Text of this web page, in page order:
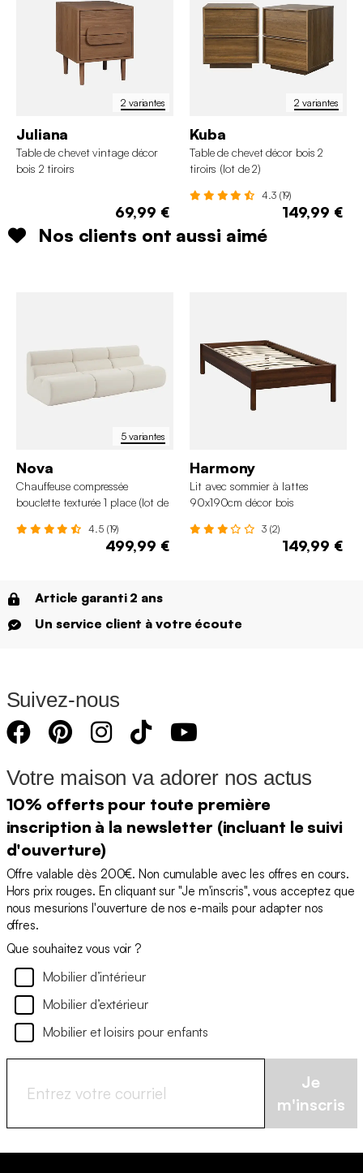
2 variantes
Juliana
Table de chevet vintage décor
bois 2 tiroirs
69,99 €
2 variantes
Kuba
Table de chevet décor bois 2
tiroirs (lot de 2)
4.3 (19)
149,99 €
Nos clients ont aussi aimé
5 variantes
Nova
Chauffeuse compressée
bouclette texturée 1 place (lot de
4.5 (19)
499,99 €
Harmony
Lit avec sommier à lattes
90x190cm décor bois
3 (2)
149,99 €
Article garanti 2 ans
Un service client à votre écoute
Suivez-nous
Votre maison va adorer nos actus
10% offerts pour toute première
inscription à la newsletter (incluant le suivi
d'ouverture)
Offre valable dès 200€. Non cumulable avec les offres en cours.
Hors prix rouges. En cliquant sur "Je m'inscris", vous acceptez que
nous mesurions l'ouverture de nos e-mails pour adapter nos
offres.
Que souhaitez vous voir ?
Mobilier d’intérieur
Mobilier d’extérieur
Mobilier et loisirs pour enfants
Je
m'inscris